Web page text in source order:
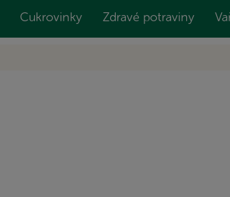
Cukrovinky Zdravé potraviny